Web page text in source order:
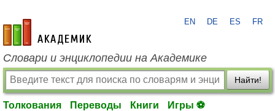
academic.ru
EN DE ES FR
Словари и энциклопедии на Академике
Найти!
Толкования Переводы Книги Игры ⚽